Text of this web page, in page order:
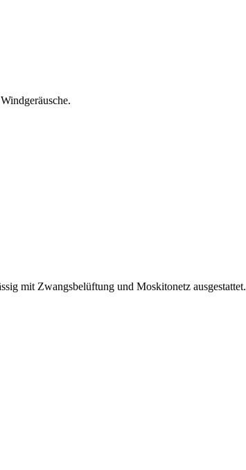
mit Zwangsbelüftung und Moskitonetz ausgestattet.